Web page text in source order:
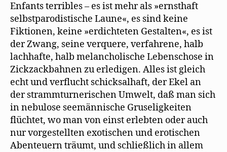
Enfants terribles – es ist mehr als »ernsthaft
selbstparodistische Laune«, es sind keine
Fiktionen, keine »erdichteten Gestalten«, es ist
der Zwang, seine verquere, verfahrene, halb
lachhafte, halb melancholische Lebenschose in
Zickzackbahnen zu erledigen. Alles ist gleich
echt und verflucht schicksalhaft, der Ekel an
der strammturnerischen Umwelt, daß man sich
in nebulose seemännische Gruseligkeiten
flüchtet, wo man von einst erlebten oder auch
nur vorgestellten exotischen und erotischen
Abenteuern träumt, und schließlich in allem